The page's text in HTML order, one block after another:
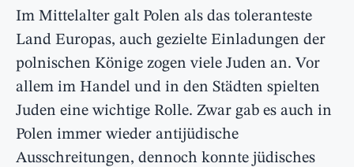
Im Mittelalter galt Polen als das toleranteste
Land Europas, auch gezielte Einladungen der
polnischen Könige zogen viele Juden an. Vor
allem im Handel und in den Städten spielten
Juden eine wichtige Rolle. Zwar gab es auch in
Polen immer wieder antijüdische
Ausschreitungen, dennoch konnte jüdisches